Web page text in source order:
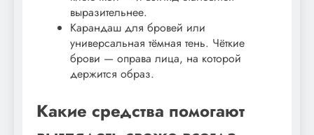
выразительнее.
Карандаш для бровей или
универсальная тёмная тень. Чёткие
брови — оправа лица, на которой
держится образ.
Какие средства помогают